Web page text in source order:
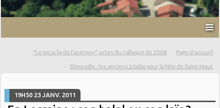
"Le miracle de Faverney", actes du colloque de 2008 Page d'accueil
Bleurville : les anciens à table pour la fête de Saint-Maur
19H50 23 JANV. 2011